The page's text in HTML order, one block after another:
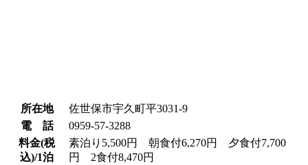
所在地
佐世保市宇久町平3031-9
電 話
0959-57-3288
料金(税
込)/1泊
素泊り5,500円 朝食付6,270円 夕食付7,700
円 2食付8,470円